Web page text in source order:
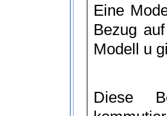
Eine
Bezug
Modell u
Diese